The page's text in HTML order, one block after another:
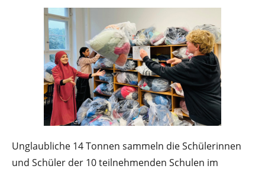
Unglaubliche 14 Tonnen sammeln die Schülerinnen
und Schüler der 10 teilnehmenden Schulen im